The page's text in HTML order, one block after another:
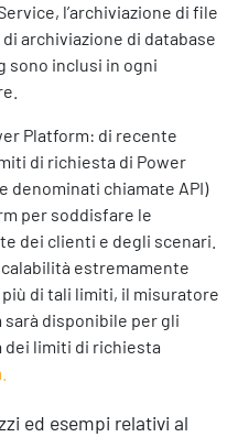
l’archiviazione di file
di archiviazione di database
sono inclusi in ogni
Platform: di recente
di richiesta di Power
denominati chiamate API)
per soddisfare le
dei clienti e degli scenari.
estremamente
di tali limiti, il misuratore
disponibile per gli
dei limiti di richiesta
ed esempi relativi al